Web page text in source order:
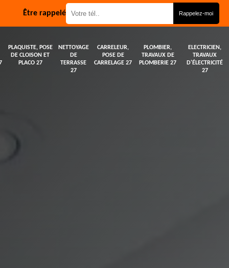
Être rappelé
PLAQUISTE, POSE
DE CLOISON ET
PLACO 27
NETTOYAGE
DE
TERRASSE
27
CARRELEUR,
POSE DE
CARRELAGE 27
PLOMBIER,
TRAVAUX DE
PLOMBERIE 27
ELECTRICIEN,
TRAVAUX
D'ÉLECTRICITÉ
27